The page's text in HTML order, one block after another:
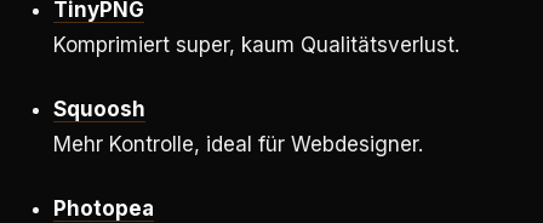
TinyPNG
Komprimiert super, kaum Qualitätsverlust.
Squoosh
Mehr Kontrolle, ideal für Webdesigner.
Photopea